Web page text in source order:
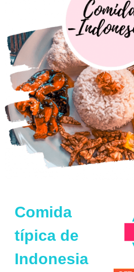
Comida
típica de
Indonesia